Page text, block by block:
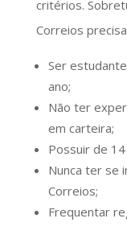
critérios.
Correios
Ser
ano;
Não ter
em carteira;
Possuir de
Nunca ter se
Correios;
Frequentar